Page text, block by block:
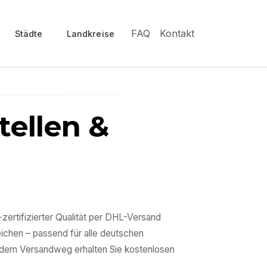
Städte Landkreise FAQ Kontakt
&
Qualität per DHL-Versand
– passend für alle deutschen
Versandweg erhalten Sie kostenlosen